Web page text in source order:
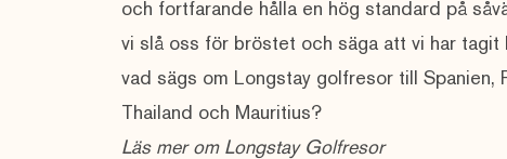
och fortfarande hålla en hög standard på
vi slå oss för bröstet och säga att vi har tagit
vad sägs om Longstay golfresor till Spanien,
Thailand och Mauritius?
Läs mer om Longstay Golfresor